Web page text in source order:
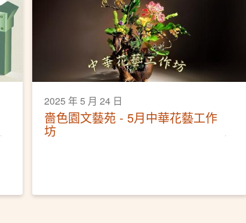
2025 年 5 月 24 日
嗇色園文藝苑 - 5月中華花藝工作
坊